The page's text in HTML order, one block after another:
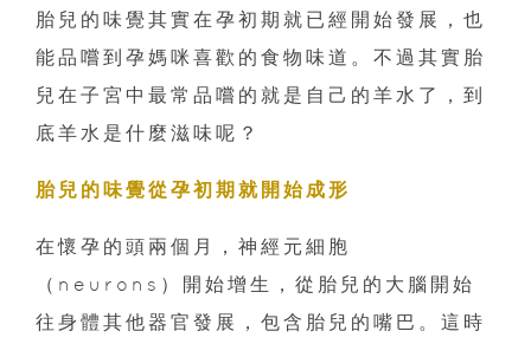
胎兒的味覺其實在孕初期就已經開始發展，也
能品嚐到孕媽咪喜歡的食物味道。不過其實胎
兒在子宮中最常品嚐的就是自己的羊水了，到
底羊水是什麼滋味呢？
胎兒的味覺從孕初期就開始成形
在懷孕的頭兩個月，神經元細胞
（neurons）開始增生，從胎兒的大腦開始
往身體其他器官發展，包含胎兒的嘴巴。這時